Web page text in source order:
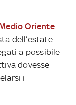
Oriente
dell’estate
a possibile
dovesse
i